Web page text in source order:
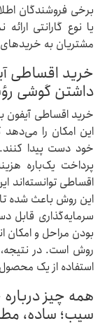
برخی فروشندگان
یا نوع گارانتی
مشتریان به
خرید اقساطی
داشتن گوشی
خرید اقساطی آیفون
این امکان را
خود دست پیدا
پرداخت یک‌باره
اقساطی توانسته‌اند
این روش باعث شده تا
سرمایه‌گذاری قابل
بودن مراحل و امکان
روش است. در نتیجه،
استفاده از یک
همه چیز
سیب؛ ساده،